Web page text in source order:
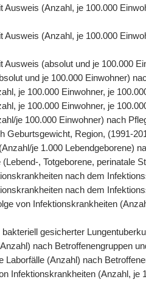
Ausweis (Anzahl, je 100.000
Ausweis (Anzahl, je 100.000
Ausweis (absolut und je 100.000
und je 100.000 Einwohner)
je 100.000 Einwohner, je
je 100.000 Einwohner, je
je 100.000 Einwohner) nach
Geburtsgewicht, Region, (1991-
je 1.000 Lebendgeborene)
, Totgeborene, perinatale
nach dem
nach dem
von Infektionskrankheiten
gesicherter
nach Betroffenengruppen
Laborfälle (Anzahl) nach
Infektionskrankheiten (Anzahl,